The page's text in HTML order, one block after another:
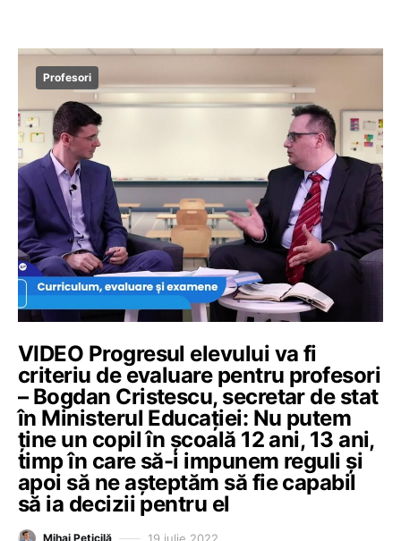
Profesori
VIDEO Progresul elevului va fi
criteriu de evaluare pentru profesori
– Bogdan Cristescu, secretar de stat
în Ministerul Educației: Nu putem
ține un copil în școală 12 ani, 13 ani,
timp în care să-i impunem reguli și
apoi să ne așteptăm să fie capabil
să ia decizii pentru el
Mihai Peticilă 19 iulie 2022